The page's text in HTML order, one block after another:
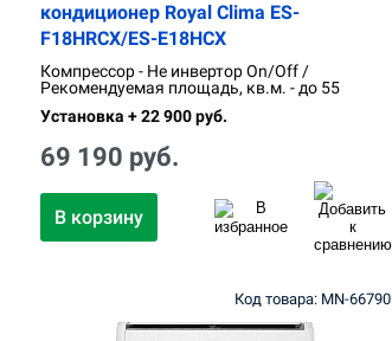
кондиционер Royal Clima ES-
F18HRCX/ES-E18HCX
Компрессор - Не инвертор On/Off /
Рекомендуемая площадь, кв.м. - до 55
Установка + 22 900 руб.
69 190 руб.
В корзину
Код товара: MN-66790